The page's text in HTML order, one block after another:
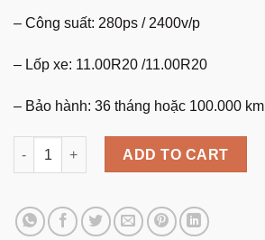
– Công suất: 280ps / 2400v/p
– Lốp xe: 11.00R20 /11.00R20
– Bảo hành: 36 tháng hoặc 100.000 km
ADD TO CART